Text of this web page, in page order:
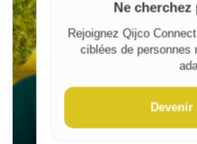
Ne cherchez
Rejoignez Qijco
ciblées de personnes
Devenir